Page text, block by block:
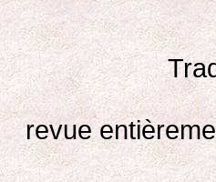
revue